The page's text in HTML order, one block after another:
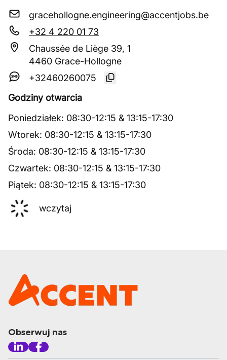
gracehollogne.engineering@accentjobs.be
+32 4 220 01 73
Chaussée de Liège 39, 1
4460 Grace-Hollogne
+32460260075
Godziny otwarcia
Poniedziałek: 08:30-12:15 & 13:15-17:30
Wtorek: 08:30-12:15 & 13:15-17:30
Środa: 08:30-12:15 & 13:15-17:30
Czwartek: 08:30-12:15 & 13:15-17:30
Piątek: 08:30-12:15 & 13:15-17:30
wczytaj
Obserwuj nas